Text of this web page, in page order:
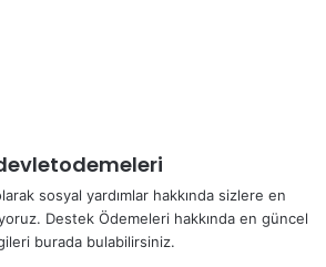
sosyal yardımlar hakkında sizlere en
Destek Ödemeleri hakkında en güncel
burada bulabilirsiniz.